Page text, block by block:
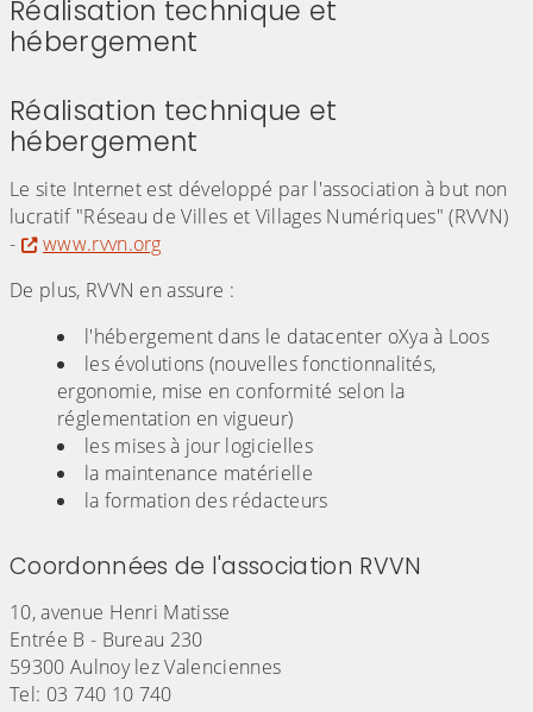
Réalisation technique et
hébergement
Réalisation technique et
hébergement
Le site Internet est développé par l'association à but non
lucratif "Réseau de Villes et Villages Numériques" (RVVN)
-
www.rvvn.org
De plus, RVVN en assure :
l'hébergement dans le datacenter oXya à Loos
les évolutions (nouvelles fonctionnalités,
ergonomie, mise en conformité selon la
réglementation en vigueur)
les mises à jour logicielles
la maintenance matérielle
la formation des rédacteurs
Coordonnées de l'association RVVN
10, avenue Henri Matisse
Entrée B - Bureau 230
59300 Aulnoy lez Valenciennes
Tel: 03 740 10 740